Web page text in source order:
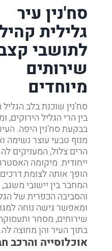
סח'נין עיר
גלילית
לתושבי
שירותים
מיוחדים
סח'נין שוכנת בלב
בין הרי הגליל הירוקים,
בבקעת סח'נין היפה.
מנוף טבעי עוצר נשימה
הרים צלול, המעניקים לה
ייחודית. מיקומה
הופך אותה לצומת
המחבר בין יישובי
והסביבה הכפרית של
ומאפשר גישה נוחה
שירותים, מסחר
בתוך העיר והן מחוצה לה.
אוכלוסייה והרכב